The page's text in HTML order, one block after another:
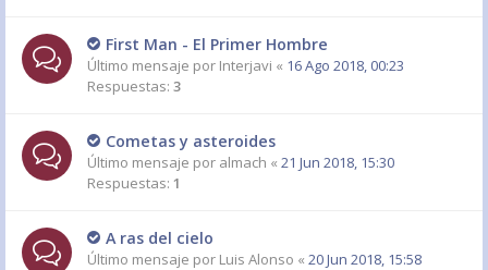
First Man - El Primer Hombre
Último mensaje por Interjavi « 16 Ago 2018, 00:23
Respuestas: 3
Cometas y asteroides
Último mensaje por almach « 21 Jun 2018, 15:30
Respuestas: 1
A ras del cielo
Último mensaje por Luis Alonso « 20 Jun 2018, 15:58